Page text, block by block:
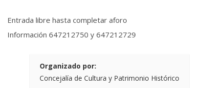
Entrada libre hasta completar aforo
Información 647212750 y 647212729
Organizado por:
Concejalía de Cultura y Patrimonio Histórico